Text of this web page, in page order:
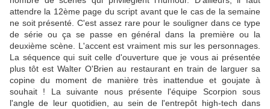
attendre la 12ème page du script avant que le cas de la semaine
ne soit présenté. C'est assez rare pour le souligner dans ce type
de série ou ça se passe en général dans la première ou la
deuxième scène. L'accent est vraiment mis sur les personnages.
La séquence qui suit celle d'ouverture que je vous ai présentée
plus tôt est Walter O'Brien au restaurant en train de larguer sa
copine du moment de manière très inattendue et goujate à
souhait ! La suivante nous présente l'équipe Scorpion sous
l'angle de leur quotidien, au sein de l'entrepôt high-tech dans